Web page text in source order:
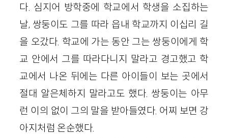
다. 심지어 방학중에 학교에서 학생을 소집하는
날, 쌍둥이도 그를 따라 읍내 학교까지 이십리 길
을 오갔다. 학교에 가는 동안 그는 쌍둥이에게 학
교 안에서 그를 따라다니지 말라고 경고했고 학
교에서 나온 뒤에는 다른 아이들이 보는 곳에서
절대 알은체하지 말라고도 했다. 쌍둥이는 아무
런 이의 없이 그의 말을 받아들였다. 어찌 보면 강
아지처럼 온순했다.